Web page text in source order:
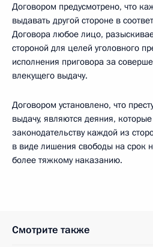
Договором предусмотрено, что
выдавать другой стороне в
Договора любое лицо,
стороной для целей уголовного
исполнения приговора за
влекущего выдачу.
Договором установлено, что
выдачу, являются деяния,
законодательству каждой из
в виде лишения свободы на срок
более тяжкому наказанию.
Смотрите также